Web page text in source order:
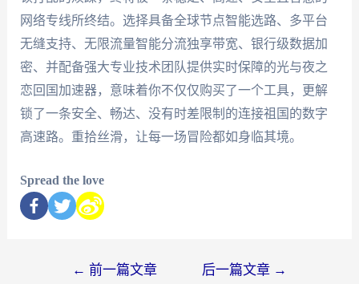
网络专线所终结。选择具备全球节点智能选路、多平台
无缝支持、无限流量智能分流独享带宽、银行级数据加
密、并配备强大专业技术团队提供实时保障的光与夜之
恋回国加速器，意味着你不仅仅购买了一个工具，更解
锁了一条安全、畅达、没有时差限制的连接祖国的数字
高速路。重拾丝滑，让每一场冒险都如身临其境。
Spread the love
← 前一篇文章 后一篇文章 →